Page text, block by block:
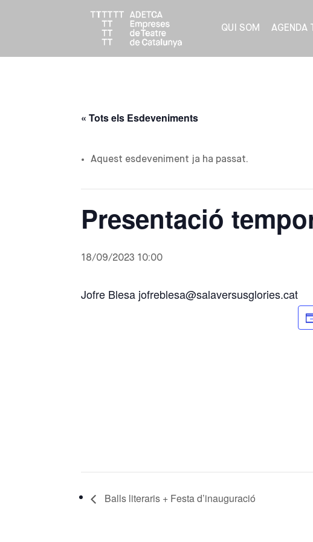
QUI SOM AGENDA
« Tots els Esdeveniments
Aquest esdeveniment ja ha passat.
Presentació
18/09/2023 10:00
Jofre Blesa jofreblesa@salaversusglories.cat
Balls literaris + Festa d’inauguració